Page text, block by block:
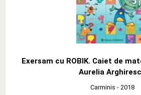
Exersam cu ROBIK. Caiet de
Aurelia
Carminis - 2018